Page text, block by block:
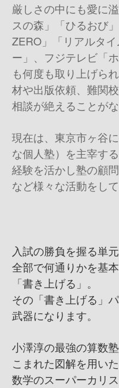
厳しさの中にも愛に
スの森」「ひるおび
ZERO」「リアルタ
ー」、フジテレビ「
も何度も取り上げら
材や出版依頼、難関
相談が絶えることがな
現在は、東京市ヶ谷
な個人塾）を主宰す
経験を活かし塾の顧
など様々な活動をして
入試の勝負を握る単
全部で何通りかを基
「書き上げる」。
その「書き上げる」
武器になります。
小澤淳の最強の算数
こまれた図解を用い
数学のスーパーカリ